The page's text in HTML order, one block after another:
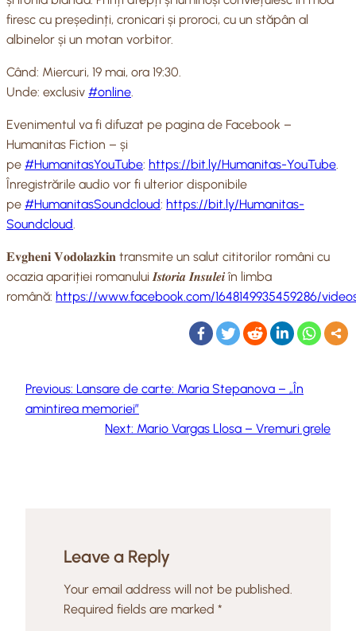
firesc cu președinți, cronicari și proroci, cu un stăpân al
albinelor și un motan vorbitor.
Când: Miercuri, 19 mai, ora 19:30.
Unde: exclusiv #online.
Evenimentul va fi difuzat pe pagina de Facebook –
Humanitas Fiction – și
pe #HumanitasYouTube: https://bit.ly/Humanitas-YouTube.
Înregistrările audio vor fi ulterior disponibile
pe #HumanitasSoundcloud: https://bit.ly/Humanitas-
Soundcloud.
𝐄𝐯𝐠𝐡𝐞𝐧𝐢 𝐕𝐨𝐝𝐨𝐥𝐚𝐳𝐤𝐢𝐧 transmite un salut cititorilor români cu
ocazia apariției romanului 𝑰𝒔𝒕𝒐𝒓𝒊𝒂 𝑰𝒏𝒔𝒖𝒍𝒆𝒊 în limba
română: https://www.facebook.com/1648149935459286/
Previous: Lansare de carte: Maria Stepanova – „În
amintirea memoriei”
Next: Mario Vargas Llosa – Vremuri grele
Leave a Reply
Your email address will not be published.
Required fields are marked *